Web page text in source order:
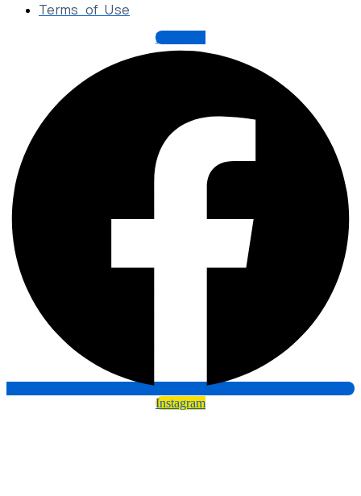
Terms of Use
Facebook
Instagram